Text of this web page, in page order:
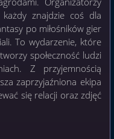
znajdzie coś dla
po miłośników gier
To wydarzenie, które
społeczność ludzi
Z przyjemnością
zaprzyjaźniona ekipa
się relacji oraz zdjęć